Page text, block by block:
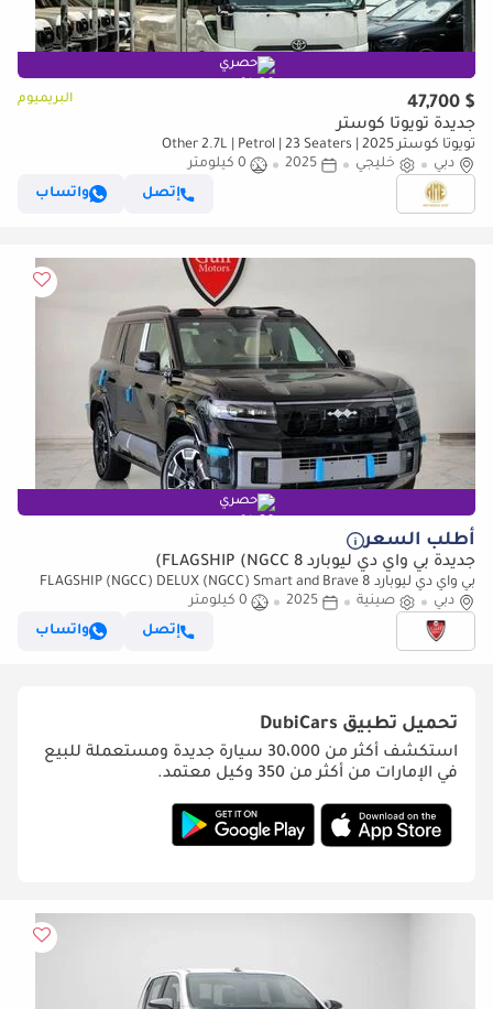
حصري
$ 47,700 البريميوم
جديدة تويوتا كوستر
تويوتا كوستر Other 2.7L | Petrol | 23 Seaters | 2025
دبي
خليجي 2025
0 كيلومتر
إتصل
واتساب
حصري
أطلب السعر
جديدة بي واي دي ليوبارد 8 FLAGSHIP (NGCC)
بي واي دي ليوبارد 8 FLAGSHIP (NGCC) DELUX (NGCC) Smart and Brave
Flagship Edition (7 Seats)
دبي صينية 2025
0 كيلومتر
إتصل
واتساب
تحميل تطبيق DubiCars
استكشف أكثر من 30،000 سيارة جديدة ومستعملة للبيع
في الإمارات من أكثر من 350 وكيل معتمد.